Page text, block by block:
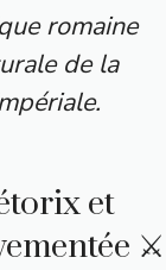
romaine
de la
et
⚔️